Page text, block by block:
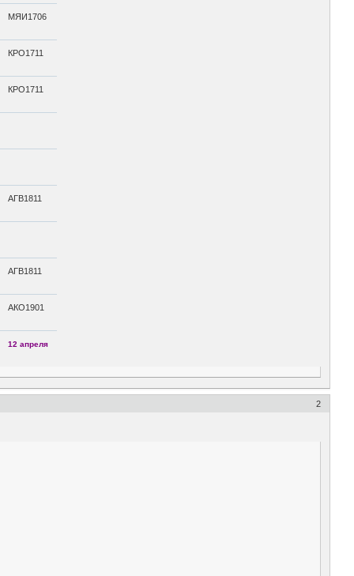
МЯИ1706
КРО1711
КРО1711
АГВ1811
АГВ1811
АКО1901
12 апреля
2